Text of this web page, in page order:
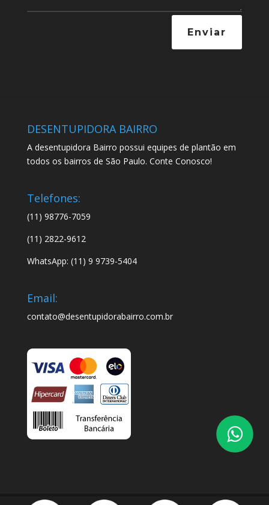
Enviar
DESENTUPIDORA BAIRRO
A desentupidora Bairro possui equipes de plantão em
todos os bairros de São Paulo. Conte Conosco!
Telefones:
(11) 98776-7059
(11) 2822-9612
WhatsApp: (11) 9 9739-5404
Email:
contato@desentupidorabairro.com.br